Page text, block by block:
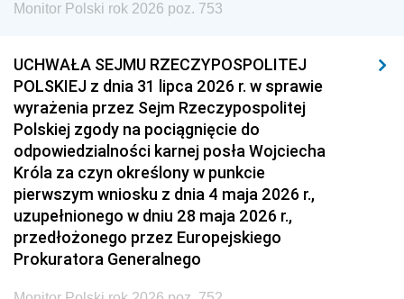
Monitor Polski rok 2026 poz. 753
UCHWAŁA SEJMU RZECZYPOSPOLITEJ
POLSKIEJ z dnia 31 lipca 2026 r. w sprawie
wyrażenia przez Sejm Rzeczypospolitej
Polskiej zgody na pociągnięcie do
odpowiedzialności karnej posła Wojciecha
Króla za czyn określony w punkcie
pierwszym wniosku z dnia 4 maja 2026 r.,
uzupełnionego w dniu 28 maja 2026 r.,
przedłożonego przez Europejskiego
Prokuratora Generalnego